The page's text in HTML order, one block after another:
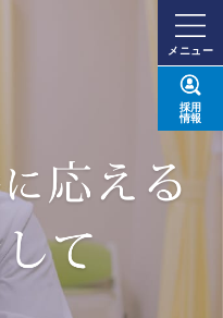
メニュー
採用
情報